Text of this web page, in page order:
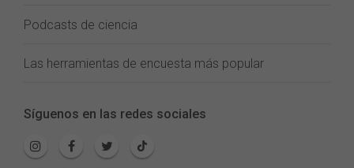
Podcasts de ciencia
Las herramientas de encuesta más popular
Síguenos en las redes sociales